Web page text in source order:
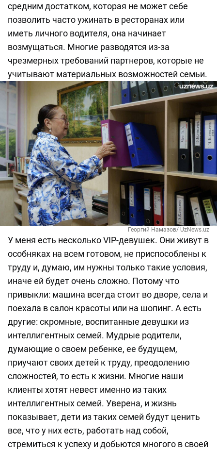
средним достатком, которая не может себе
позволить часто ужинать в ресторанах или
иметь личного водителя, она начинает
возмущаться. Многие разводятся из-за
чрезмерных требований партнеров, которые не
учитывают материальных возможностей семьи.
Георгий Намазов/ UzNews.uz
У меня есть несколько VIP-девушек. Они живут в
особняках на всем готовом, не приспособлены к
труду и, думаю, им нужны только такие условия,
иначе ей будет очень сложно. Потому что
привыкли: машина всегда стоит во дворе, села и
поехала в салон красоты или на шопинг. А есть
другие: скромные, воспитанные девушки из
интеллигентных семей. Мудрые родители,
думающие о своем ребенке, ее будущем,
приучают своих детей к труду, преодолению
сложностей, то есть к жизни. Многие наши
клиенты хотят невест именно из таких
интеллигентных семей. Уверена, и жизнь
показывает, дети из таких семей будут ценить
все, что у них есть, работать над собой,
стремиться к успеху и добьются многого в своей